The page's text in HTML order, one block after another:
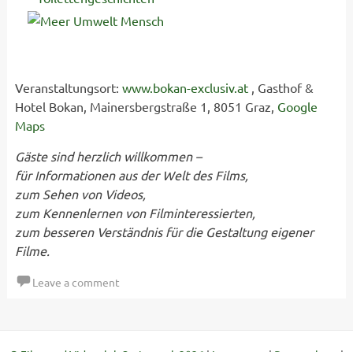
Veranstaltungsort: www.bokan-exclusiv.at, Gasthof &
Hotel Bokan, Mainersbergstraße 1, 8051 Graz, Google
Maps
Gäste sind herzlich willkommen –
für Informationen aus der Welt des Films,
zum Sehen von Videos,
zum Kennenlernen von Filminteressierten,
zum besseren Verständnis für die Gestaltung eigener
Filme.
Leave a comment